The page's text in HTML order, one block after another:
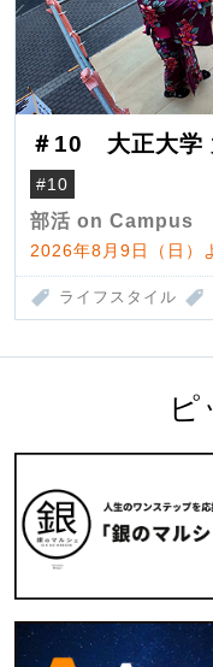
＃10 大正大学
#10
部活 on Campus
2026年8月9日（日）
ライフスタイル
ピ